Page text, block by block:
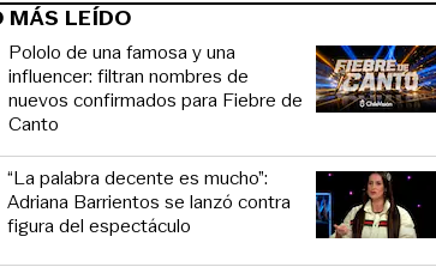
MÁS LEÍDO
Pololo de una famosa y una
influencer: filtran nombres de
nuevos confirmados para Fiebre de
Canto
“La palabra decente es mucho”:
Adriana Barrientos se lanzó contra
figura del espectáculo